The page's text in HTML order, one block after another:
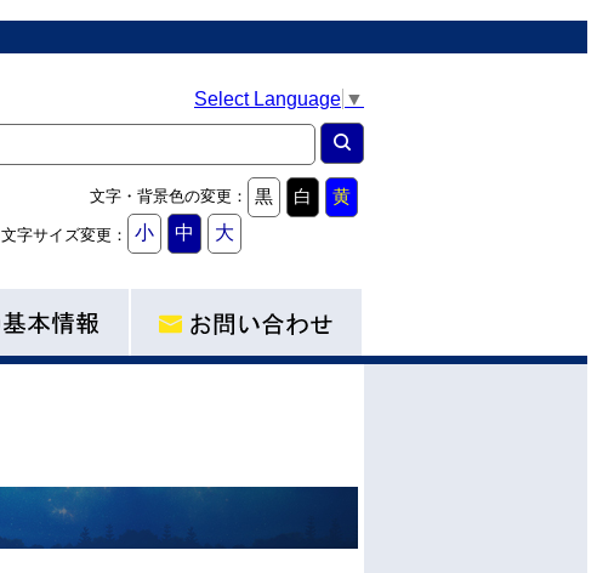
Select Language ▼
黄
白
黒
文字・背景色の変更：
大
中
小
文字サイズ変更：